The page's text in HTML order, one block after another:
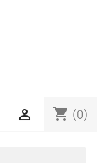
shopping_cart (0)
